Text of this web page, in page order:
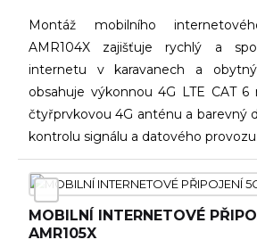
Montáž mobilního
AMR104X zajišťuje rychlý a
internetu v karavanech a
obsahuje výkonnou 4G LTE CAT
čtyřprvkovou 4G anténu a barevný
kontrolu signálu a datového provozu.
MOBILNÍ INTERNETOVÉ
AMR105X